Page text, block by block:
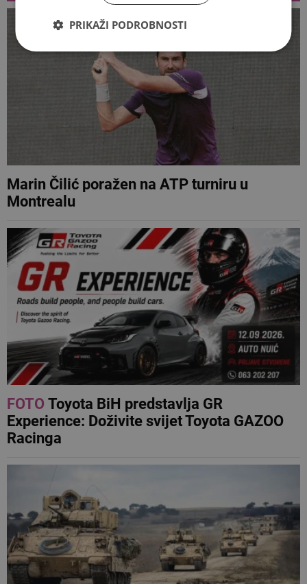
Marin Čilić poražen na ATP turniru u
Montrealu
FOTOToyota BiH predstavlja GR
Experience: Doživite svijet Toyota GAZOO
Racinga
PRIKAŽI PODROBNOSTI